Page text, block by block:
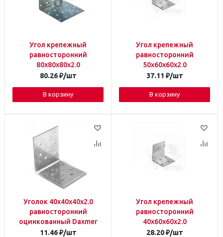
Угол крепежный
равносторонний
80х80х80х2.0
80.26₽/шт
В корзину
Угол крепежный
равносторонний
50х60х60х2.0
37.11 ₽/шт
В корзину
Уголок 40х40х40х2.0
равносторонний
оцинкованный Daxmer
11.46₽/шт
Угол крепежный
равносторонний
40х60х60х2.0
28.20₽/шт